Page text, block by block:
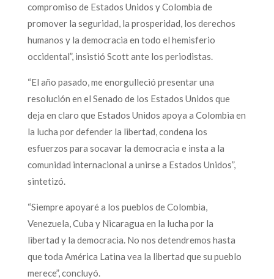
compromiso de Estados Unidos y Colombia de
promover la seguridad, la prosperidad, los derechos
humanos y la democracia en todo el hemisferio
occidental”, insistió Scott ante los periodistas.
“El año pasado, me enorgulleció presentar una
resolución en el Senado de los Estados Unidos que
deja en claro que Estados Unidos apoya a Colombia en
la lucha por defender la libertad, condena los
esfuerzos para socavar la democracia e insta a la
comunidad internacional a unirse a Estados Unidos”,
sintetizó.
“Siempre apoyaré a los pueblos de Colombia,
Venezuela, Cuba y Nicaragua en la lucha por la
libertad y la democracia. No nos detendremos hasta
que toda América Latina vea la libertad que su pueblo
merece”, concluyó.